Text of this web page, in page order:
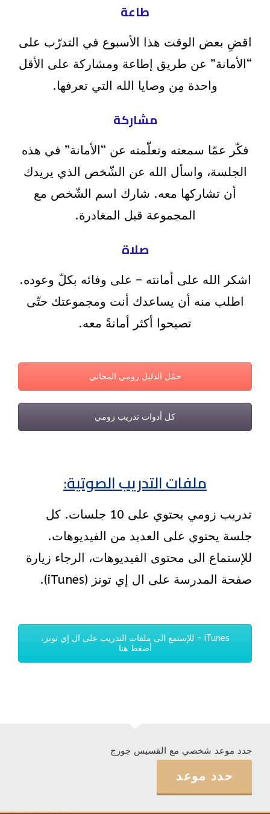
طاعة
اقضِ بعض الوقت هذا الأسبوع في التدرّب على
“الأمانة” عن طريق إطاعة ومشاركة على الأقل
واحدة مِن وصايا الله التي تعرفها.
مشاركة
فكّر عمّا سمعته وتعلّمته عن “الأمانة” في هذه
الجلسة، و‫‫اسأل الله عن الشّخص الذي يريدك
أن تشاركها معه. شارك اسم الشّخص مع
المجموعة قبل المغادرة.
صلاة
اشكر الله على أمانته – على وفائه بكلّ وعوده.
اطلب منه أن يساعدك أنت ومجموعتك حتّى
تصبحوا أكثر أمانةً معه.
حمّل الدليل زومي المجاني
كل أدوات تدريب زومي
ملفات التدريب الصوتية:
تدريب زومي يحتوي على 10 جلسات. كل
جلسة يحتوي على العديد من الفيديوهات.
للإستماع الى محتوى الفيديوهات، الرجاء زيارة
صفحة المدرسة على ال إي تونز (iTunes).
iTunes - للإستمع الى ملفات التدريب على ال إي تونز،
أضغط هنا
حدد موعد شخصي مع القسيس جورج
حدد موعد